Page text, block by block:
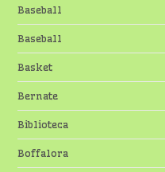
Baseball
Baseball
Basket
Bernate
Biblioteca
Boffalora